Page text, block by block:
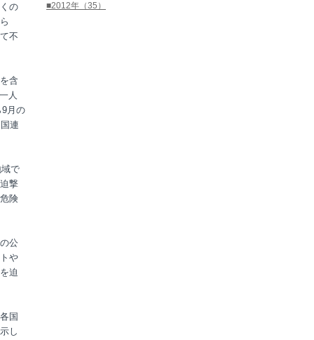
の
不
含
人
9月の
連
で
撃
険
公
や
迫
国
し
■2012年（35）